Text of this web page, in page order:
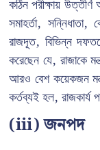
কঠিন পরীক্ষায়
সমাহর্তা,
রাজদূত, বিভিন্ন
করেছেন যে, রাজাকে
আরও বেশ কয়েকজন
কর্তব্যই হল, রাজকার্য
(iii) জনপদ